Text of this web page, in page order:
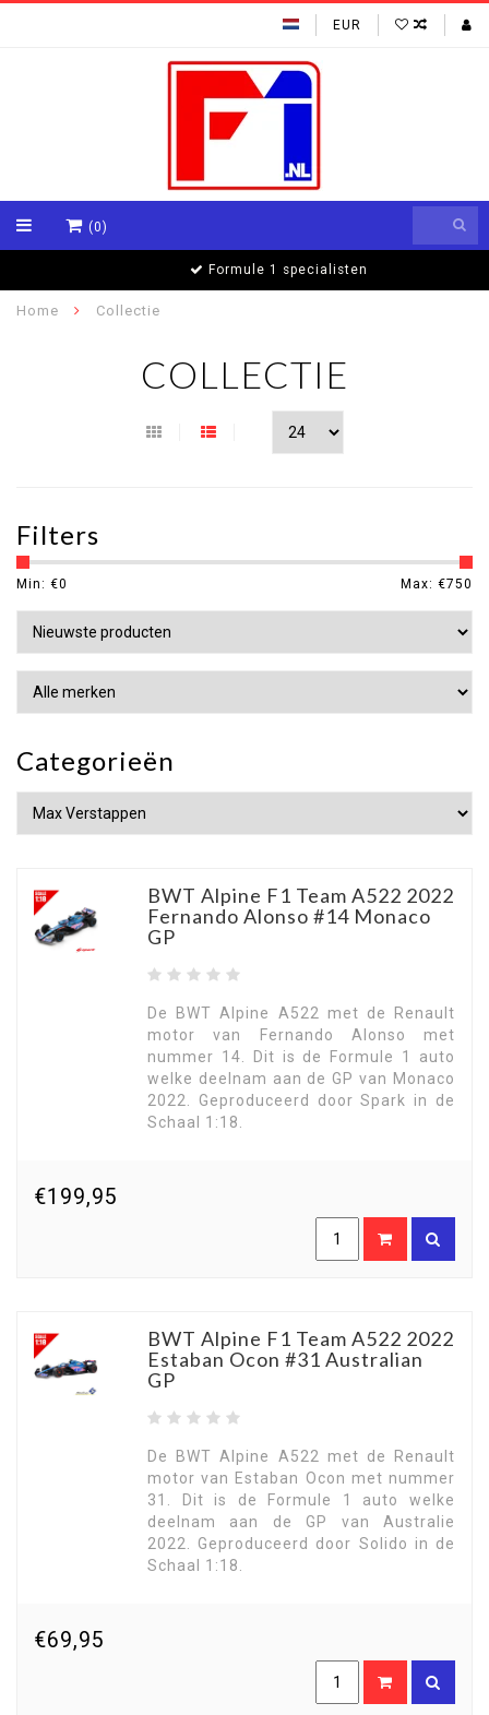
EUR
(0)
Formule 1 specialisten
Home Collectie
COLLECTIE
Filters
Min: €0 Max: €750
Categorieën
BWT Alpine F1 Team A522 2022
Fernando Alonso #14 Monaco
GP
De BWT Alpine A522 met de Renault
motor van Fernando Alonso met
nummer 14. Dit is de Formule 1 auto
welke deelnam aan de GP van Monaco
2022. Geproduceerd door Spark in de
Schaal 1:18.
€199,95
BWT Alpine F1 Team A522 2022
Estaban Ocon #31 Australian
GP
De BWT Alpine A522 met de Renault
motor van Estaban Ocon met nummer
31. Dit is de Formule 1 auto welke
deelnam aan de GP van Australie
2022. Geproduceerd door Solido in de
Schaal 1:18.
€69,95